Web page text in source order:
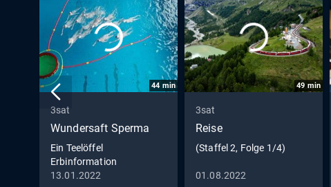
44 min
3sat
Wundersaft Sperma
Ein Teelöffel
Erbinformation
13.01.2022
49 min
3sat
Reise
(Staffel 2, Folge 1/4)
01.08.2022